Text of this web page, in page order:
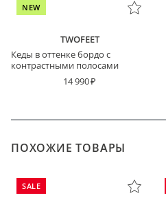
NEW
TWOFEET
Кеды в оттенке бордо с
контрастными полосами
14 990
ПОХОЖИЕ ТОВАРЫ
SALE